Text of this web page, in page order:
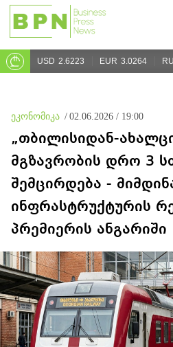
USD 2.6223 EUR 3.0264
ეკონომიკა / 02.06.2026 / 19:00
„თბილისიდან-
მგზავრობის დრო 3
შემცირდება -
ინფრასტრუქტურის
პრემიერის ანგარიში